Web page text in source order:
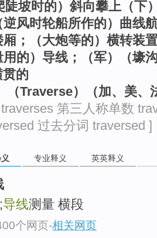
陡坡时的）斜向攀上（下
逆风时轮船所作的）曲线
厢；（大炮等的）横转装
用的）导线；（军）（壕
的
（Traverse）（加、美
第三人称单数
过去分词 traversed ]
专业释义 英英释义
;导线测量 横段
个网页-相关网页